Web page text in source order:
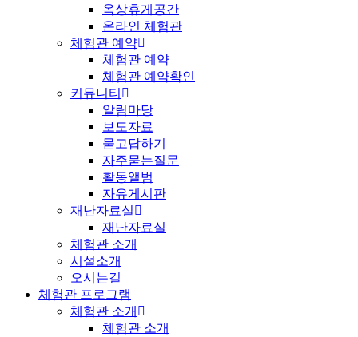
옥상휴게공간
온라인 체험관
체험관 예약
체험관 예약
체험관 예약확인
커뮤니티
알림마당
보도자료
묻고답하기
자주묻는질문
활동앨범
자유게시판
재난자료실
재난자료실
체험관 소개
시설소개
오시는길
체험관 프로그램
체험관 소개
체험관 소개